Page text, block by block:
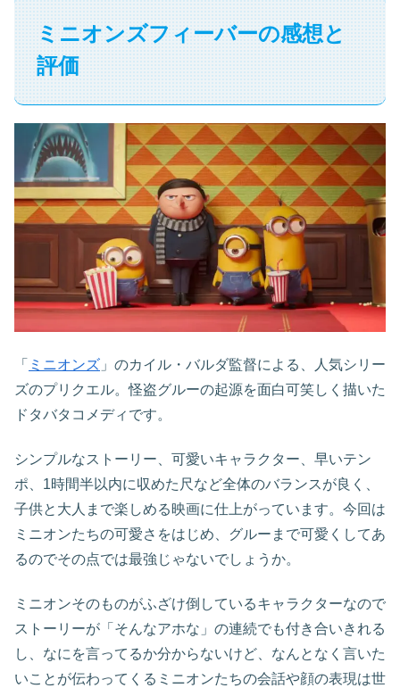
ミニオンズフィーバーの感想と
評価
「 ミニオンズ 」のカイル・バルダ監督による、人気シリー
ズのプリクエル。怪盗グルーの起源を面白可笑しく描いた
ドタバタコメディです。
シンプルなストーリー、可愛いキャラクター、早いテン
ポ、1時間半以内に収めた尺など全体のバランスが良く、
子供と大人まで楽しめる映画に仕上がっています。今回は
ミニオンたちの可愛さをはじめ、グルーまで可愛くしてあ
るのでその点では最強じゃないでしょうか。
ミニオンそのものがふざけ倒しているキャラクターなので
ストーリーが「そんなアホな」の連続でも付き合いきれる
し、なにを言ってるか分からないけど、なんとなく言いた
いことが伝わってくるミニオンたちの会話や顔の表現は世